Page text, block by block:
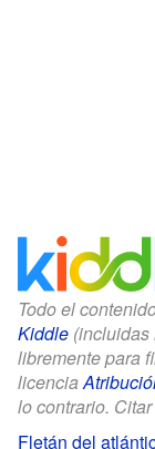
Todo el
Kiddle (incluidas
libremente para
licencia
lo contrario.
Fletán del